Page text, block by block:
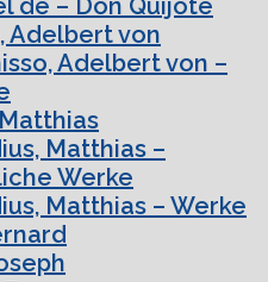
de – Don Quijote
Adelbert von
Adelbert von –
Matthias –
Werke
Matthias – Werke